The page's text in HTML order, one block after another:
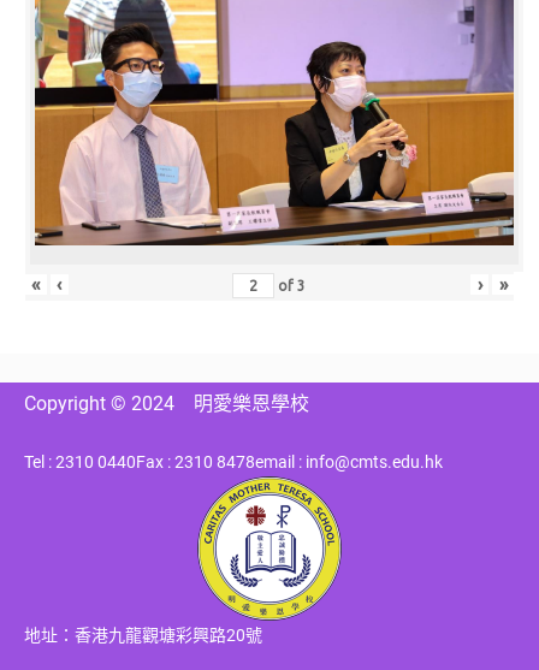
« ‹ of3 › »
Copyright © 2024 明愛樂恩學校
Tel : 2310 0440Fax : 2310 8478email : info@cmts.edu.hk
地址：香港九龍觀塘彩興路20號